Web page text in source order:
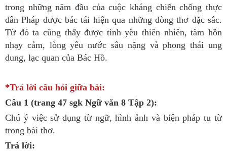
trong những năm đầu của cuộc kháng chiến chống thực
dân Pháp được bác tái hiện qua những dòng thơ đặc sắc.
Từ đó ta cũng thấy được tình yêu thiên nhiên, tâm hồn
nhạy cảm, lòng yêu nước sâu nặng và phong thái ung
dung, lạc quan của Bác Hồ.
*Trả lời câu hỏi giữa bài:
Câu 1 (trang 47 sgk Ngữ văn 8 Tập 2):
Chú ý việc sử dụng từ ngữ, hình ảnh và biện pháp tu từ
trong bài thơ.
Trả lời: